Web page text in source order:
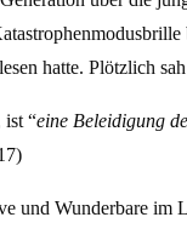
hatte. Plötzlich
ist “eine Beleidigung
und Wunderbare im